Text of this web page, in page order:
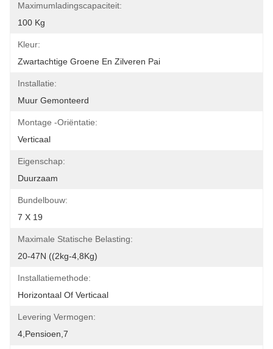
Maximumladingscapaciteit:
100 Kg
Kleur:
Zwartachtige Groene En Zilveren Pai
Installatie:
Muur Gemonteerd
Montage -oriëntatie:
Verticaal
Eigenschap:
Duurzaam
Bundelbouw:
7 X 19
Maximale Statische Belasting:
20-47N ((2kg-4,8Kg)
Installatiemethode:
Horizontaal Of Verticaal
Levering Vermogen:
4,pensioen,7